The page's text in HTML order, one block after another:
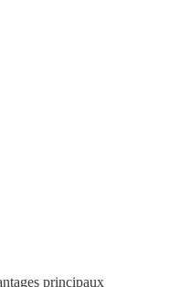
principaux